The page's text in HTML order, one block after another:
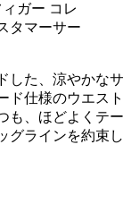
ガー コレ
タマーサー
した、涼やかなサ
ド仕様のウエスト
も、ほどよくテー
グラインを約束し